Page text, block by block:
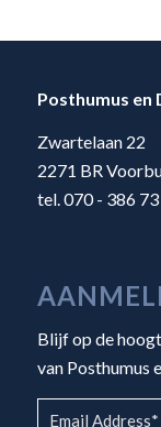
Posthumus en
Zwartelaan 22
2271 BR
tel. 070 - 386
Blijf op de
van Posthumus